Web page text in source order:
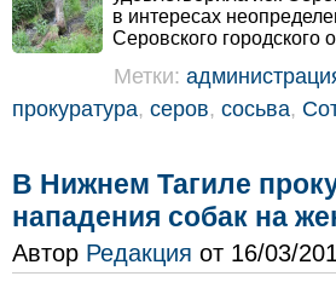
в интересах
Серовского городского
Метки:
прокуратура, серов, сосьва,
В Нижнем Тагиле
нападения собак на
Автор Редакция от 16/03/